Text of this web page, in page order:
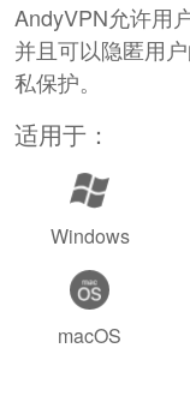
AndyVPN允许用
并且可以隐匿用
私保护。
适用于：
Windows
macOS